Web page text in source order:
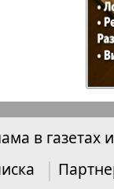
Газета
в газетах